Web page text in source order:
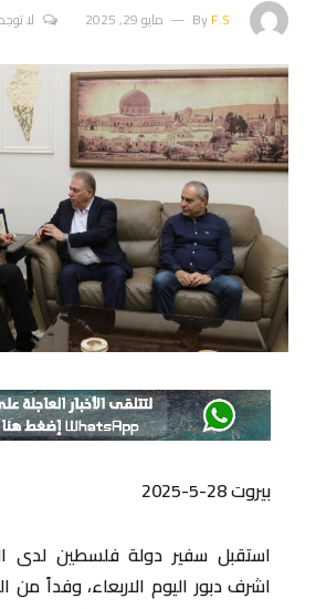
ByF.S مايو 29, 2025 لا
بيروت 28-5-2025
استقبل سفير دولة فلسطين لدى
اشرف دبور اليوم الاربعاء، وفداً من